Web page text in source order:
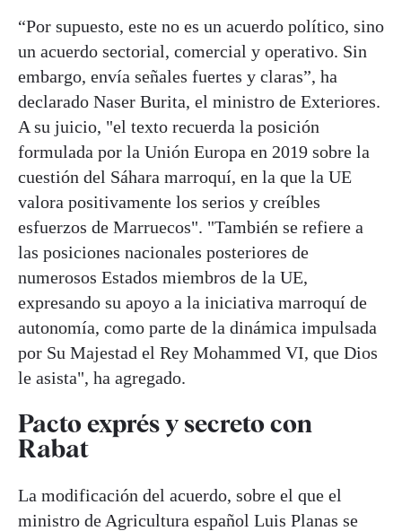
“Por supuesto, este no es un acuerdo político, sino
un acuerdo sectorial, comercial y operativo. Sin
embargo, envía señales fuertes y claras”, ha
declarado Naser Burita, el ministro de Exteriores.
A su juicio, "el texto recuerda la posición
formulada por la Unión Europa en 2019 sobre la
cuestión del Sáhara marroquí, en la que la UE
valora positivamente los serios y creíbles
esfuerzos de Marruecos". "También se refiere a
las posiciones nacionales posteriores de
numerosos Estados miembros de la UE,
expresando su apoyo a la iniciativa marroquí de
autonomía, como parte de la dinámica impulsada
por Su Majestad el Rey Mohammed VI, que Dios
le asista", ha agregado.
Pacto exprés y secreto con
Rabat
La modificación del acuerdo, sobre el que el
ministro de Agricultura español Luis Planas se